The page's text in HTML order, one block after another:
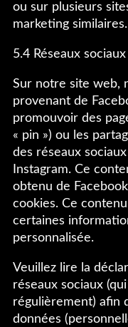
ou sur plusieurs
marketing similaires.
5.4 Réseaux sociaux
Sur notre site web,
provenant de
promouvoir des
« pin ») ou les
des réseaux
Instagram. Ce
obtenu de
cookies. Ce
certaines
personnalisée.
Veuillez lire la
réseaux sociaux
régulièrement) afin
données